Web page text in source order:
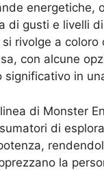
energetiche,
di gusti e livelli
rivolge a coloro
con alcune
significativo in
di Monster
di
la